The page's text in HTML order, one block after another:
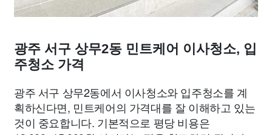
광주 서구 상무2동 민트케어 이사청소, 입
주청소 가격
광주 서구 상무2동에서 이사청소와 입주청소를 계
획하신다면, 민트케어의 가격대를 잘 이해하고 있는
것이 중요합니다. 기본적으로 평당 비용은